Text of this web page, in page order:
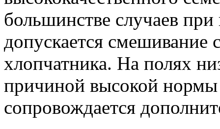
большинстве случаев
допускается смешивание
хлопчатника. На полях
причиной высокой нормы
сопровождается